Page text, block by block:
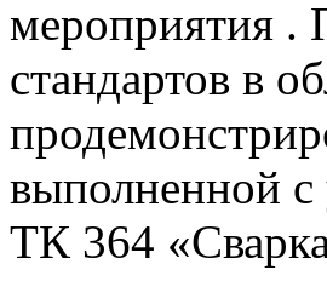
мероприятия .
стандартов в
выполненной
ТК 364